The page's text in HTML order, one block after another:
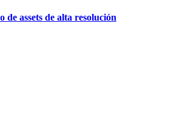
assets de alta resolución